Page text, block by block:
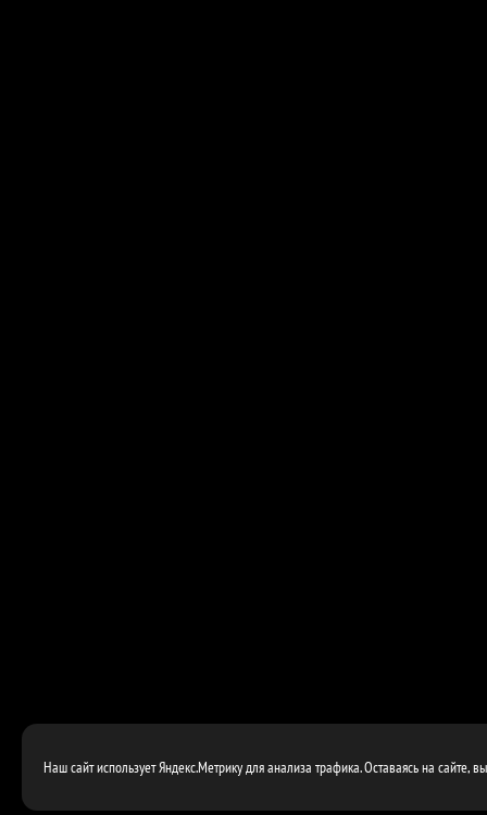
Наш сайт использует Яндекс.Метрику для анализа трафика. Оставаясь на сайте,